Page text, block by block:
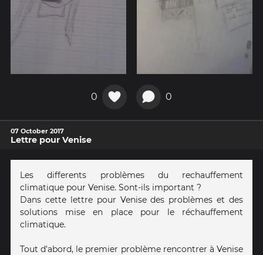
0 0
07 October 2017
Lettre pour Venise
Les differents problèmes du rechauffement
climatique pour Venise. Sont-ils important ?
Dans cette lettre pour Venise des problèmes et des
solutions mise en place pour le réchauffement
climatique.
Tout d'abord, le premier problème rencontrer à Venise